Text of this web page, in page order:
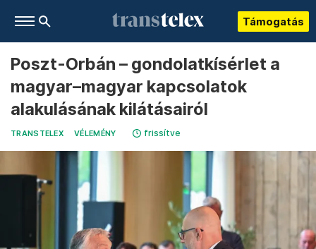
Támogatás
Poszt-Orbán – gondolatkísérlet a
magyar–magyar kapcsolatok
alakulásának kilátásairól
TRANSTELEX VÉLEMÉNY frissítve